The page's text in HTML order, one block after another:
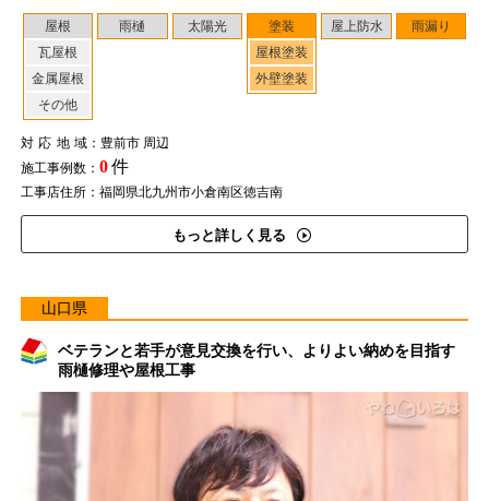
屋根
瓦屋根
金属屋根
その他
雨樋 太陽光
塗装
屋根塗装
外壁塗装
屋上防水 雨漏り
対応地域：豊前市 周辺
施工事例数： 0件
工事店住所：福岡県北九州市小倉南区徳吉南
もっと詳しく見る
山口県
ベテランと若手が意見交換を行い、よりよい納めを目指す
雨樋修理や屋根工事